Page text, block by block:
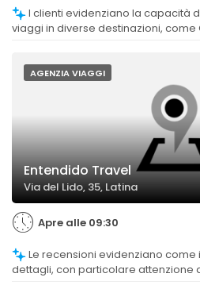
viaggi in diverse destinazioni, come
AGENZIA VIAGGI
Entendido Travel
Via del Lido, 35, Latina
Apre alle 09:30
dettagli, con particolare attenzione